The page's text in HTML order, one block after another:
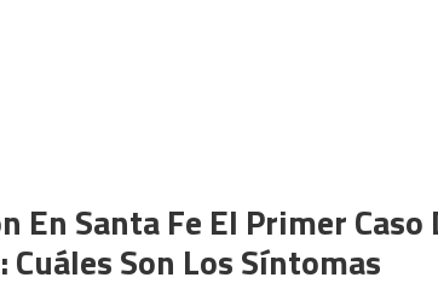
En Santa Fe El Primer
Cuáles Son Los Síntomas